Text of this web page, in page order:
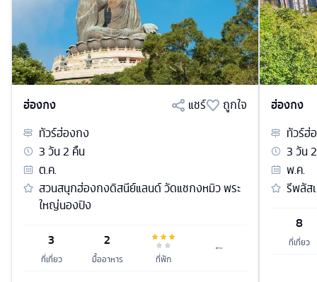
ฮ่องกง แชร์
ถูกใจ
ทัวร์ฮ่องกง
3วัน2 คืน
ต.ค.
สวนสนุกฮ่องกงดิสนีย์แลนด์ วัดแชกงหมิว พระ
ใหญ่นองปิง
3
ที่เที่ยว
2
มื้ออาหาร ที่พัก
ฮ่องกง
ทัวร์ฮ่
3วัน2
พ.ค.
รีพลัส
8
ที่เที่ยว